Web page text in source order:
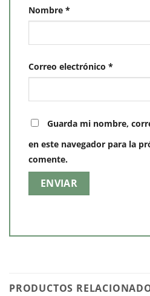
Nombre *
Correo electrónico *
Guarda mi nombre,
en este navegador para la
comente.
PRODUCTOS